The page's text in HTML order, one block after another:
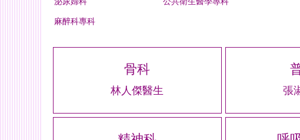
麻醉科專科
骨科
林人傑醫生 張